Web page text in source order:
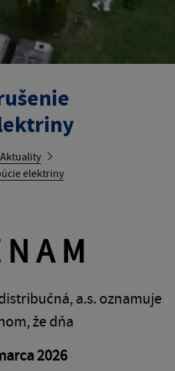
Aktuality
elektriny
A M
a.s. oznamuje
že dňa
2026